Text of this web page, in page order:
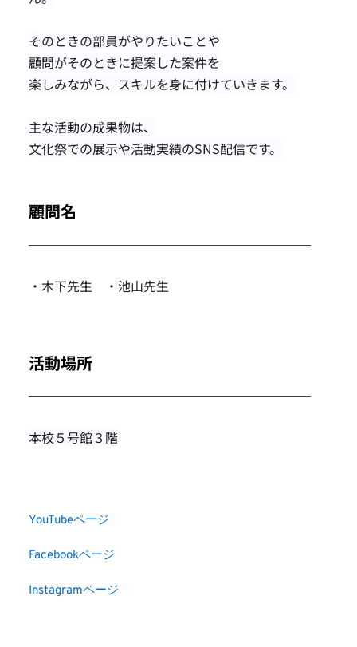
そのときの部員がやりたいことや
顧問がそのときに提案した案件を
楽しみながら、スキルを身に付けていきます。
主な活動の成果物は、
文化祭での展示や活動実績のSNS配信です。
顧問名
・木下先生　・池山先生
活動場所
本校５号館３階
YouTubeページ
Facebookページ
Instagramページ